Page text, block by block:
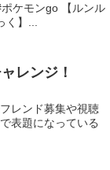
ケモンgo 【ルンル
】...
レンジ！
レンド募集や視聴
表題になっている